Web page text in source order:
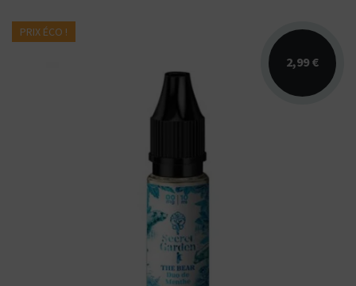
PRIX ÉCO !
2,99 €
Arômes : duo de menthe. E-liquide Secret
Garden. Disponible en 10 ml avec ou sans